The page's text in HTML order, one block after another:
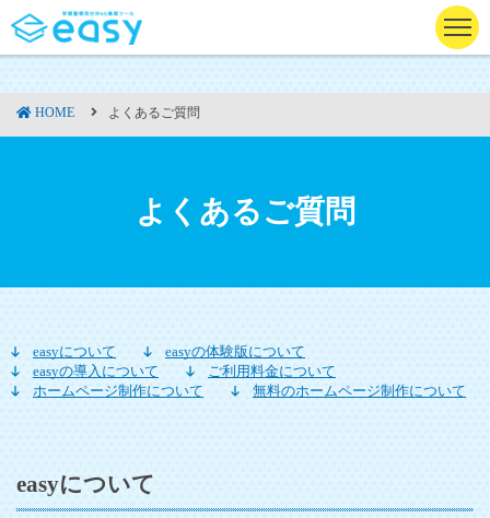
HOME よくあるご質問
よくあるご質問
easyについて
easyの体験版について
easyの導入について
ご利用料金について
ホームページ制作について
無料のホームページ制作について
easyについて